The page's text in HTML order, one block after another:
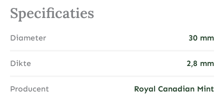
Specificaties
Diameter 30 mm
Dikte 2,8 mm
Producent Royal Canadian Mint